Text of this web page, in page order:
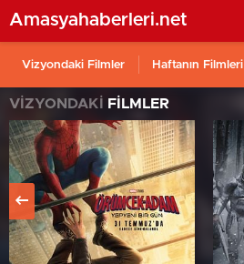
Amasyahaberleri.net
Vizyondaki Filmler Haftanın Filmleri
VİZYONDAKİ FİLMLER